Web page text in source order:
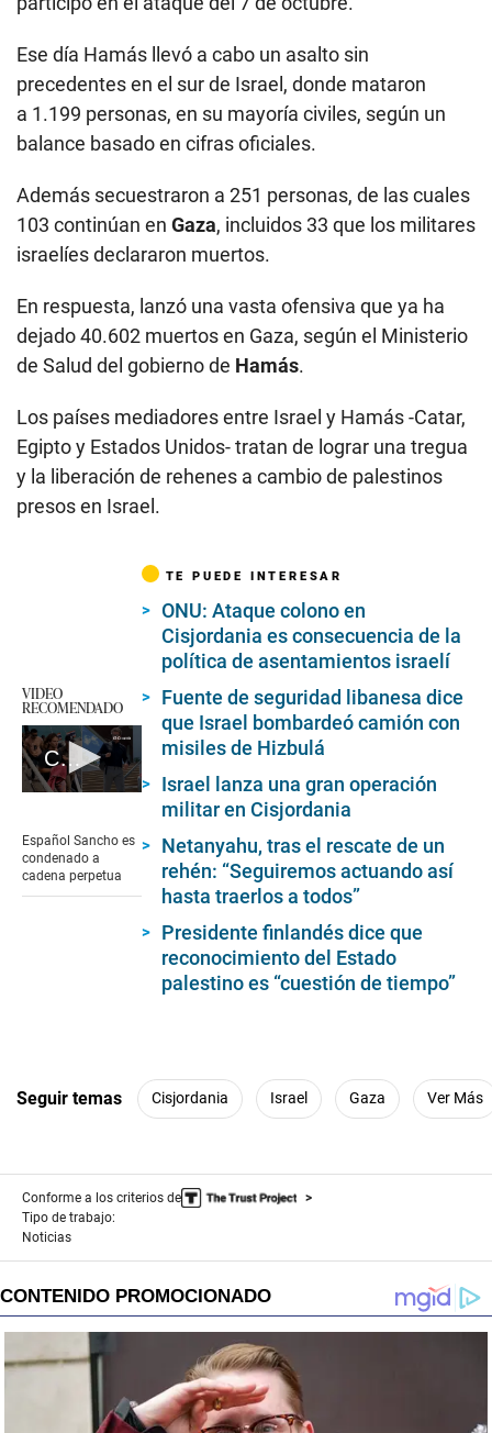
Ese día Hamás llevó a cabo un asalto sin
precedentes en el sur de Israel, donde mataron
a 1.199 personas, en su mayoría civiles, según un
balance basado en cifras oficiales.
Además secuestraron a 251 personas, de las cuales
103 continúan en Gaza, incluidos 33 que los militares
israelíes declararon muertos.
En respuesta, lanzó una vasta ofensiva que ya ha
dejado 40.602 muertos en Gaza, según el Ministerio
de Salud del gobierno de Hamás.
Los países mediadores entre Israel y Hamás -Catar,
Egipto y Estados Unidos- tratan de lograr una tregua
y la liberación de rehenes a cambio de palestinos
presos en Israel.
VIDEO
RECOMENDADO
Crimen en colombiano en Tailandia
of
2
minutes,
Español Sancho es
condenado a
cadena perpetua
TE PUEDE INTERESAR
ONU: Ataque colono en
Cisjordania es consecuencia de la
política de asentamientos israelí
Fuente de seguridad libanesa dice
que Israel bombardeó camión con
misiles de Hizbulá
Israel lanza una gran operación
militar en Cisjordania
Netanyahu, tras el rescate de un
rehén: “Seguiremos actuando así
hasta traerlos a todos”
Presidente finlandés dice que
reconocimiento del Estado
palestino es “cuestión de tiempo”
Seguir temas Cisjordania Israel Gaza Ver Más
Conforme a los criterios de
Tipo de trabajo:
Noticias